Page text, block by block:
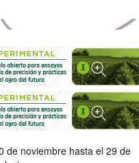
de noviembre hasta el 29 de